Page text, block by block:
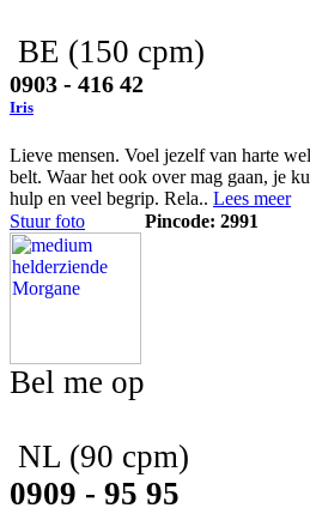
BE (150 cpm)
0903 - 416 42
Iris
Lieve mensen. Voel jezelf van harte
belt. Waar het ook over mag gaan, je
hulp en veel begrip. Rela.. Lees meer
Stuur foto
Pincode: 2991
Bel me op
NL (90 cpm)
0909 - 95 95